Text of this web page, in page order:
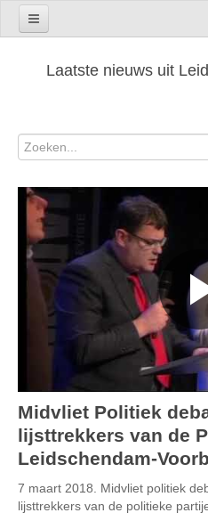
Laatste nieuws uit
Midvliet Politiek
lijsttrekkers van de
Leidschendam-
7 maart 2018. Midvliet politiek
lijsttrekkers van de politieke